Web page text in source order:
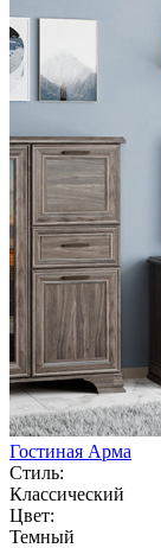
Гостиная Арма
Стиль:
Классический
Цвет:
Темный